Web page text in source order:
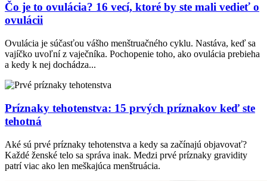
Čo je to ovulácia? 16 vecí, ktoré by ste mali vedieť o
ovulácii
Ovulácia je súčasťou vášho menštruačného cyklu. Nastáva, keď sa
vajíčko uvoľní z vaječníka. Pochopenie toho, ako ovulácia prebieha
a kedy k nej dochádza...
Príznaky tehotenstva: 15 prvých príznakov keď ste
tehotná
Aké sú prvé príznaky tehotenstva a kedy sa začínajú objavovať?
Každé ženské telo sa správa inak. Medzi prvé príznaky gravidity
patrí viac ako len meškajúca menštruácia.